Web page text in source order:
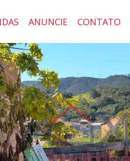
ANUNCIE CONTATO